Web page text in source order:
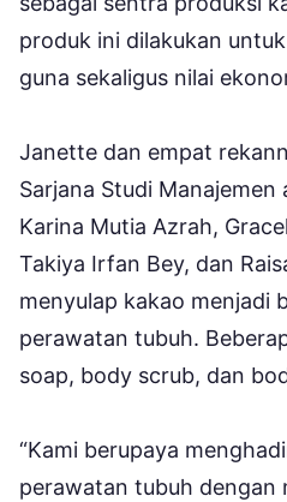
produk ini dilakukan
guna sekaligus nilai
Janette dan empat
Sarjana Studi
Karina Mutia Azrah,
Takiya Irfan Bey, dan
menyulap kakao menjadi
perawatan tubuh.
soap, body scrub, dan
“Kami berupaya
perawatan tubuh dengan